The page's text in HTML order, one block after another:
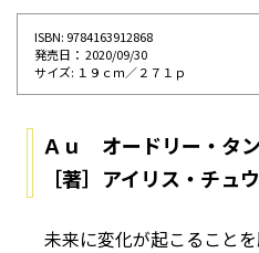
ISBN: 9784163912868
発売⽇： 2020/09/30
サイズ: １９ｃｍ／２７１ｐ
Ａｕ オードリー・タ
［著］アイリス・チュ
未来に変化が起こること